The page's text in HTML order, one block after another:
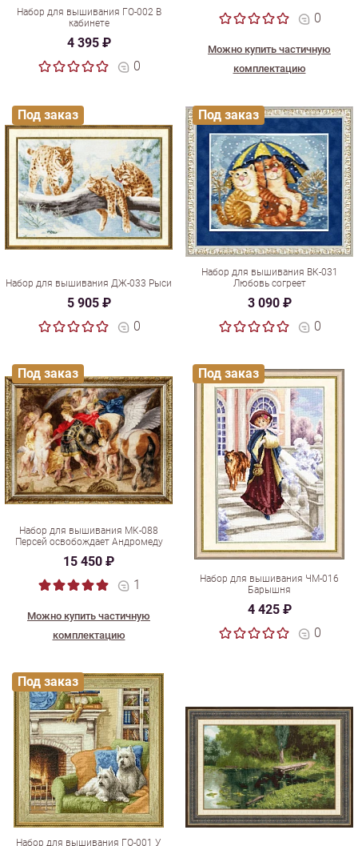
Набор для вышивания ГО-002 В
кабинете
4 395 ₽
0
0
Можно купить частичную
комплектацию
Набор для вышивания ДЖ-033 Рыси
5 905 ₽
0
Под заказ
Набор для вышивания ВК-031
Любовь согреет
3 090 ₽
0
Под заказ
Набор для вышивания МК-088
Персей освобождает Андромеду
15 450 ₽
1
Можно купить частичную
комплектацию
Под заказ
Набор для вышивания ЧМ-016
Барышня
4 425 ₽
0
Под заказ
Набор для вышивания ГО-001 У
Под заказ